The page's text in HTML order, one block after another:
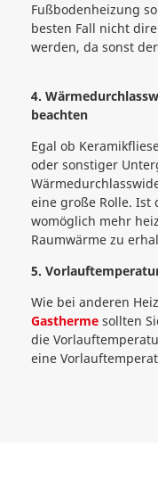
Fußbodenheizung
besten Fall nicht
werden, da sonst
4.
beachten
Egal ob
oder sonstiger
eine große Rolle. Ist
womöglich mehr
Raumwärme zu
5.
Wie bei anderen
Gastherme sollten
die
eine